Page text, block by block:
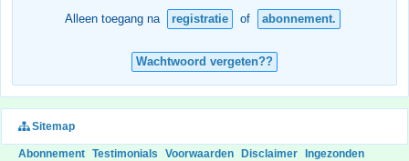
Alleen toegang na registratie of abonnement.
Wachtwoord vergeten??
Sitemap
Abonnement Testimonials Voorwaarden Disclaimer Ingezonden